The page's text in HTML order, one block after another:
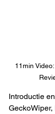
11min
Introductie
GeckoWiper,